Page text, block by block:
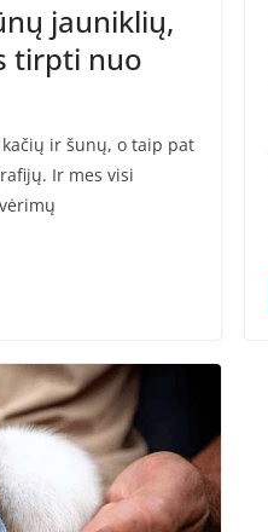
jauniklių,
tirpti nuo
ir šunų, o taip pat
Ir mes visi